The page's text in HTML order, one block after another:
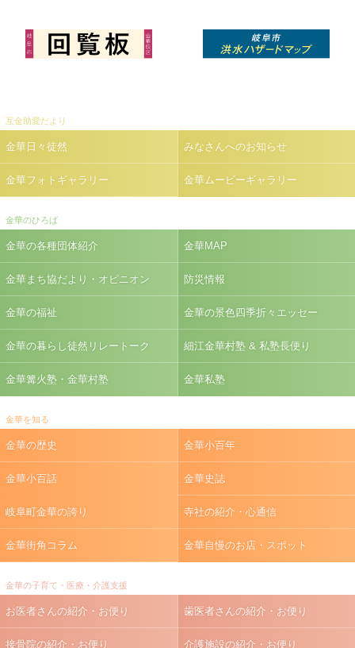
互金助愛だより
金華日々徒然 みなさんへのお知らせ
金華フォトギャラリー 金華ムービーギャラリー
金華のひろば
金華の各種団体紹介 金華MAP
金華まち協だより・オピニオン 防災情報
金華の福祉 金華の景色四季折々エッセー
金華の暮らし徒然リレートーク 細江金華村塾 & 私塾長便り
金華篝火塾・金華村塾 金華私塾
金華を知る
金華の歴史 金華小百年
金華小百話 金華史誌
岐阜町金華の誇り 寺社の紹介・心通信
金華街角コラム 金華自慢のお店・スポット
金華の子育て・医療・介護支援
お医者さんの紹介・お便り 歯医者さんの紹介・お便り
接骨院の紹介・お便り 介護施設の紹介・お便り